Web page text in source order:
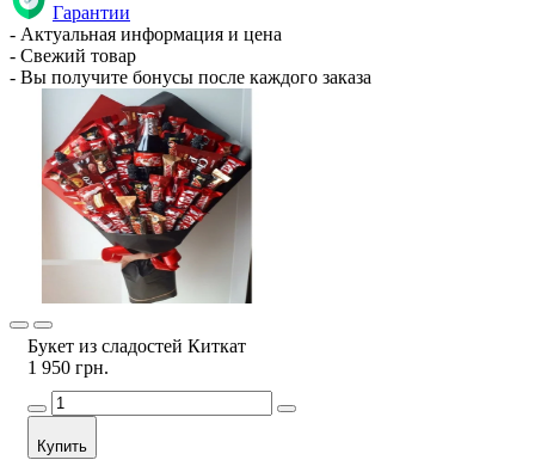
Гарантии
- Актуальная информация и цена
- Свежий товар
- Вы получите бонусы после каждого заказа
Букет из сладостей Киткат
1 950 грн.
Купить